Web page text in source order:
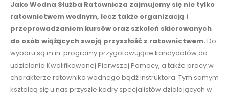
Jako Wodna Służba Ratownicza zajmujemy się nie tylko
ratownictwem wodnym, lecz także organizacją i
przeprowadzaniem kursów oraz szkoleń skierowanych
do osób wiążących swoją przyszłość z ratownictwem. Do
wyboru są m.in. programy przygotowujące kandydatów do
udzielania Kwalifikowanej Pierwszej Pomocy, a także pracy w
charakterze ratownika wodnego bądź instruktora. Tym samym
kształcą się u nas przyszłe kadry specjalistów działających w